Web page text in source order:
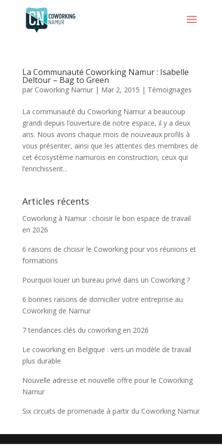
La Communauté Coworking Namur : Isabelle
Deltour – Bag to Green
par Coworking Namur| Mar 2, 2015 | Témoignages
La communauté du Coworking Namur a beaucoup
grandi depuis l’ouverture de notre espace, il y a deux
ans. Nous avons chaque mois de nouveaux profils à
vous présenter, ainsi que les attentes des membres de
cet écosystème namurois en construction, ceux qui
l’enrichissent...
Articles récents
Coworking à Namur : choisir le bon espace de travail
en 2026
6 raisons de choisir le Coworking pour vos réunions et
formations
Pourquoi louer un bureau privé dans un Coworking ?
6 bonnes raisons de domicilier votre entreprise au
Coworking de Namur
7 tendances clés du coworking en 2026
Le coworking en Belgique : vers un modèle de travail
plus durable
Nouvelle adresse et nouvelle offre pour le Coworking
Namur
Six circuits de promenade à partir du Coworking Namur